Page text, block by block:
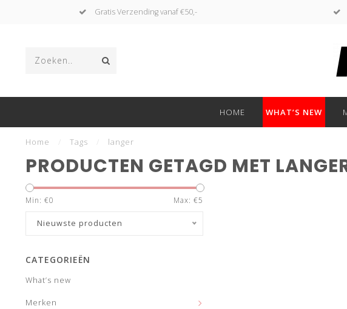
Gratis Verzending vanaf €50,-
HOME WHAT’S NEW
Home Tags langer
PRODUCTEN GETAGD MET
Min: €0 Max: €5
Nieuwste producten
CATEGORIEËN
What’s new
Merken